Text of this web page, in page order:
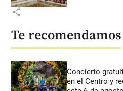
share
Te recomendamos
Concierto
en el Centro y